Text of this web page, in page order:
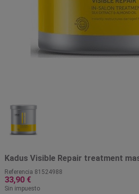
Kadus Visible Repair treatment
Referencia 81524988
33,90 €
Sin impuesto